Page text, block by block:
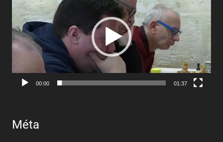
00:00 01:37
Méta